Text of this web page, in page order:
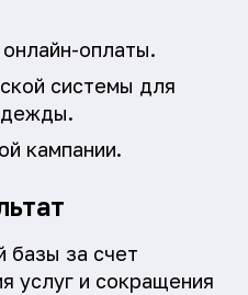
оплаты.
системы для
кампании.
базы за счет
услуг и сокращения